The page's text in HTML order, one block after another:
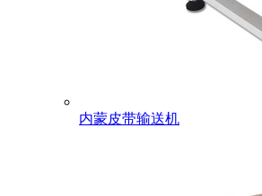
内蒙皮带输送机